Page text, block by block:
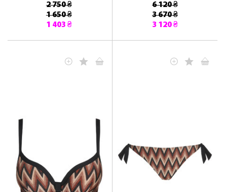
2 750 ₴
1 650 ₴
1 403 ₴
6 120 ₴
3 670 ₴
3 120 ₴